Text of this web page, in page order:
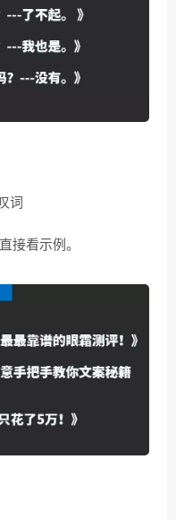
词
接看示例。